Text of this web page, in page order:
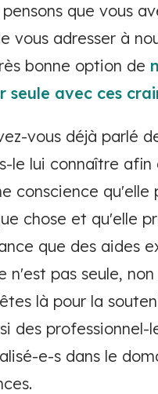
pensons que vous
vous adresser à
bonne option de
seule avec ces
vous déjà parlé
le lui connaître afin
conscience qu'elle
chose et qu'elle
que des aides
n'est pas seule,
là pour la
des professionnel-
e-s dans le